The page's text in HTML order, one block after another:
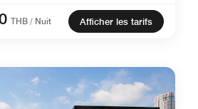
THB / Nuit Afficher les tarifs